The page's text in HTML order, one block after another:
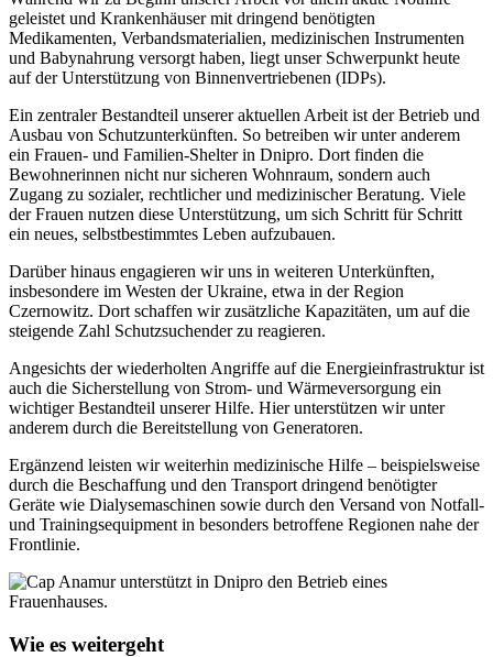
geleistet und Krankenhäuser mit dringend benötigten
Medikamenten, Verbandsmaterialien, medizinischen Instrumenten
und Babynahrung versorgt haben, liegt unser Schwerpunkt heute
auf der Unterstützung von Binnenvertriebenen (IDPs).
Ein zentraler Bestandteil unserer aktuellen Arbeit ist der Betrieb und
Ausbau von Schutzunterkünften. So betreiben wir unter anderem
ein Frauen- und Familien-Shelter in Dnipro. Dort finden die
Bewohnerinnen nicht nur sicheren Wohnraum, sondern auch
Zugang zu sozialer, rechtlicher und medizinischer Beratung. Viele
der Frauen nutzen diese Unterstützung, um sich Schritt für Schritt
ein neues, selbstbestimmtes Leben aufzubauen.
Darüber hinaus engagieren wir uns in weiteren Unterkünften,
insbesondere im Westen der Ukraine, etwa in der Region
Czernowitz. Dort schaffen wir zusätzliche Kapazitäten, um auf die
steigende Zahl Schutzsuchender zu reagieren.
Angesichts der wiederholten Angriffe auf die Energieinfrastruktur ist
auch die Sicherstellung von Strom- und Wärmeversorgung ein
wichtiger Bestandteil unserer Hilfe. Hier unterstützen wir unter
anderem durch die Bereitstellung von Generatoren.
Ergänzend leisten wir weiterhin medizinische Hilfe – beispielsweise
durch die Beschaffung und den Transport dringend benötigter
Geräte wie Dialysemaschinen sowie durch den Versand von Notfall-
und Trainingsequipment in besonders betroffene Regionen nahe der
Frontlinie.
Wie es weitergeht